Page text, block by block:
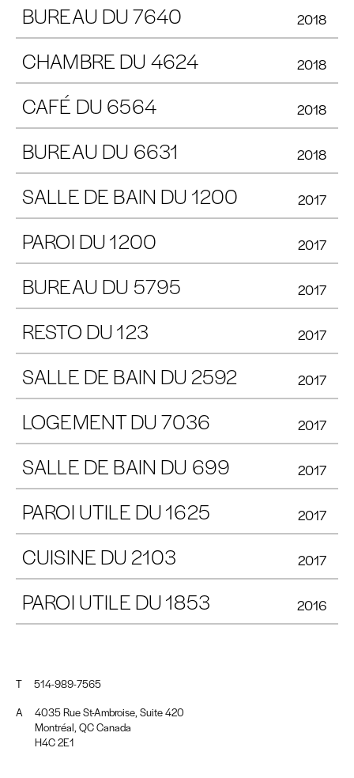
BUREAU DU 7640 2018
CHAMBRE DU 4624 2018
CAFÉ DU 6564 2018
BUREAU DU 6631 2018
SALLE DE BAIN DU 1200 2017
PAROI DU 1200 2017
BUREAU DU 5795 2017
RESTO DU 123 2017
SALLE DE BAIN DU 2592 2017
LOGEMENT DU 7036 2017
SALLE DE BAIN DU 699 2017
PAROI UTILE DU 1625 2017
CUISINE DU 2103 2017
PAROI UTILE DU 1853 2016
T
514-989-7565
A
4035 Rue St-Ambroise, Suite 420
Montréal, QC Canada
H4C 2E1